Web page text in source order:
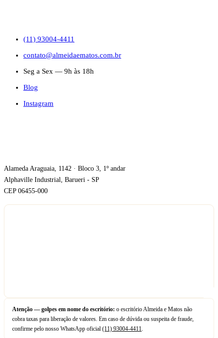
(11) 93004-4411
contato@almeidaematos.com.br
Seg a Sex — 9h às 18h
Blog
Instagram
Alameda Araguaia, 1142 · Bloco 3, 1º andar
Alphaville Industrial, Barueri - SP
CEP 06455-000
Atenção — golpes em nome do escritório: o escritório Almeida e Matos não
cobra taxas para liberação de valores. Em caso de dúvida ou suspeita de fraude,
confirme pelo nosso WhatsApp oficial (11) 93004-4411